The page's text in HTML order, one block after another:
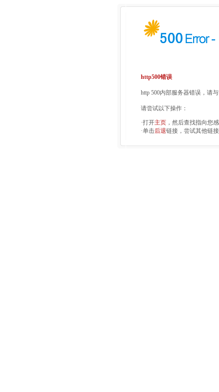
http500错误
http 500内部服务器错误，请
请尝试以下操作：
·打开主页 ，然后查找指向您
·单击后退链接，尝试其他链